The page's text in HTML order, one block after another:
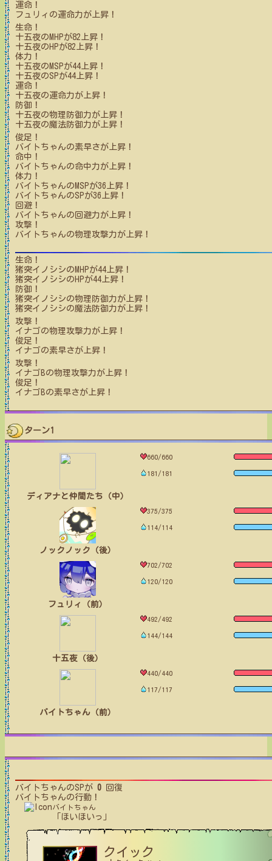
運命！
フュリィ の運命力が上昇！
生命！
十五夜のMHPが82 上昇！
十五夜のHPが82 上昇！
体力！
十五夜のMSPが44上昇！
十五夜のSPが44上昇！
運命！
十五夜の運命力が上昇！
防御！
十五夜の物理防御力が上昇！
十五夜の魔法防御力が上昇！
俊足！
バイトちゃんの素早さが上昇！
命中！
バイトちゃんの命中力が上昇！
体力！
バイトちゃんのMSPが36 上昇！
バイトちゃんのSPが36 上昇！
回避！
バイトちゃんの回避力が上昇！
攻撃！
バイトちゃんの物理攻撃力が上昇！
生命！
猪突イノシシのMHPが44上昇！
猪突イノシシのHPが44上昇！
防御！
猪突イノシシの物理防御力が上昇！
猪突イノシシの魔法防御力が上昇！
攻撃！
イナゴの物理攻撃力が上昇！
俊足！
イナゴの素早さが上昇！
攻撃！
イナゴBの物理攻撃力が上昇！
俊足！
イナゴBの素早さが上昇！
ターン1
ディアナと仲間たち（中）
660/660
181/181
ノックノック（後）
375/375
114/114
フュリィ（前）
702/702
120/120
十五夜（後）
492/492
144/144
バイトちゃん（前）
440/440
117/117
バイトちゃんのSPが 0 回復
バイトちゃんの行動！
バイトちゃん
「ほいほいっ」
クイック